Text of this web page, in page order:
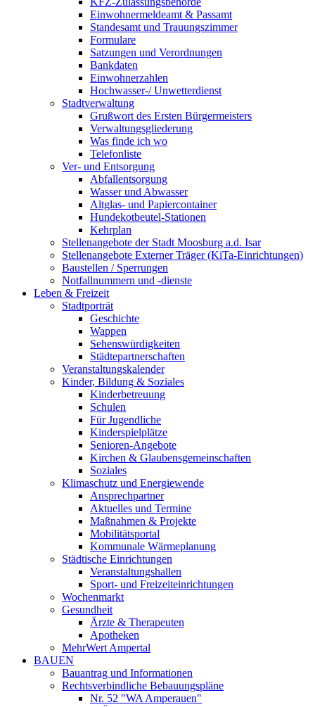
Einwohnermeldeamt & Passamt
Standesamt und Trauungszimmer
Formulare
Satzungen und Verordnungen
Bankdaten
Einwohnerzahlen
Hochwasser-/ Unwetterdienst
Stadtverwaltung
Grußwort des Ersten Bürgermeisters
Verwaltungsgliederung
Was finde ich wo
Telefonliste
Ver- und Entsorgung
Abfallentsorgung
Wasser und Abwasser
Altglas- und Papiercontainer
Hundekotbeutel-Stationen
Kehrplan
Stellenangebote der Stadt Moosburg a.d. Isar
Stellenangebote Externer Träger (KiTa-Einrichtungen)
Baustellen / Sperrungen
Notfallnummern und -dienste
Leben & Freizeit
Stadtporträt
Geschichte
Wappen
Sehenswürdigkeiten
Städtepartnerschaften
Veranstaltungskalender
Kinder, Bildung & Soziales
Kinderbetreuung
Schulen
Für Jugendliche
Kinderspielplätze
Senioren-Angebote
Kirchen & Glaubensgemeinschaften
Soziales
Klimaschutz und Energiewende
Ansprechpartner
Aktuelles und Termine
Maßnahmen & Projekte
Mobilitätsportal
Kommunale Wärmeplanung
Städtische Einrichtungen
Veranstaltungshallen
Sport- und Freizeiteinrichtungen
Wochenmarkt
Gesundheit
Ärzte & Therapeuten
Apotheken
MehrWert Ampertal
BAUEN
Bauantrag und Informationen
Rechtsverbindliche Bebauungspläne
Nr. 52 "WA Amperauen"